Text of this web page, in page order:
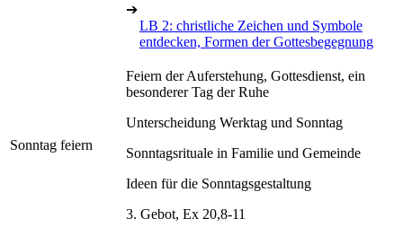
➔
LB 2: christliche Zeichen und Symbole
entdecken, Formen der Gottesbegegnung
Sonntag feiern
Feiern der Auferstehung, Gottesdienst, ein
besonderer Tag der Ruhe
Unterscheidung Werktag und Sonntag
Sonntagsrituale in Familie und Gemeinde
Ideen für die Sonntagsgestaltung
3. Gebot, Ex 20,8-11